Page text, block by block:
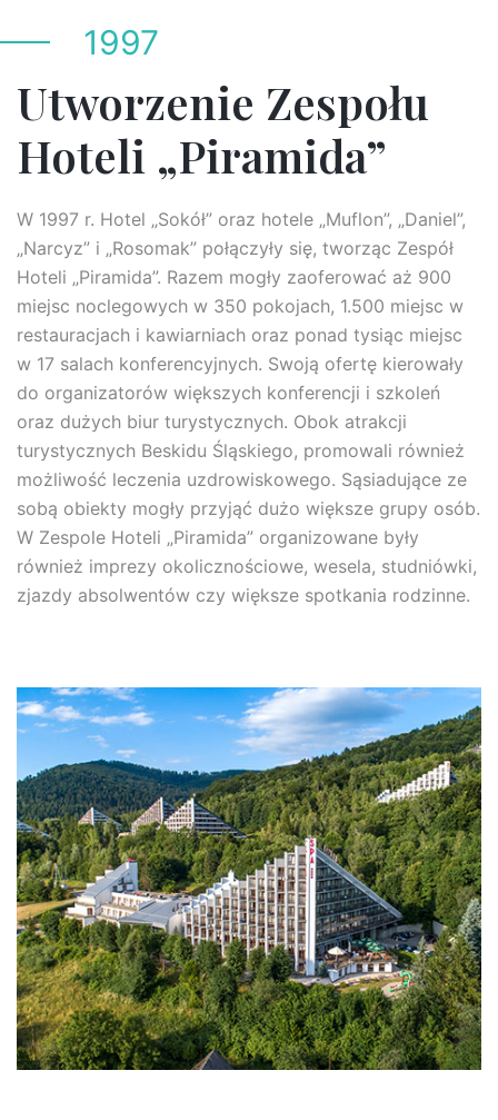
1997
Utworzenie Zespołu
Hoteli „Piramida”
W 1997 r. Hotel „Sokół” oraz hotele „Muflon”, „Daniel”,
„Narcyz” i „Rosomak” połączyły się, tworząc Zespół
Hoteli „Piramida”. Razem mogły zaoferować aż 900
miejsc noclegowych w 350 pokojach, 1.500 miejsc w
restauracjach i kawiarniach oraz ponad tysiąc miejsc
w 17 salach konferencyjnych. Swoją ofertę kierowały
do organizatorów większych konferencji i szkoleń
oraz dużych biur turystycznych. Obok atrakcji
turystycznych Beskidu Śląskiego, promowali również
możliwość leczenia uzdrowiskowego. Sąsiadujące ze
sobą obiekty mogły przyjąć dużo większe grupy osób.
W Zespole Hoteli „Piramida” organizowane były
również imprezy okolicznościowe, wesela, studniówki,
zjazdy absolwentów czy większe spotkania rodzinne.